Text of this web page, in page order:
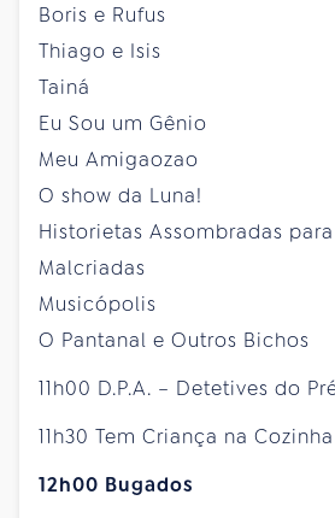
Boris e Rufus
Thiago e Isis
Tainá
Eu Sou um Gênio
Meu Amigaozao
O show da Luna!
Historietas Assombradas
Malcriadas
Musicópolis
O Pantanal e Outros Bichos
11h00 D.P.A. – Detetives do
11h30 Tem Criança na Cozinha
12h00 Bugados